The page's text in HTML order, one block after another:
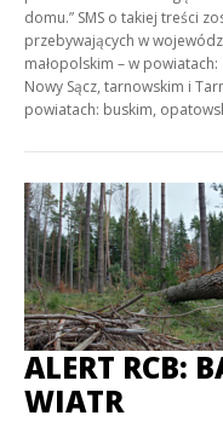
domu.” SMS o takiej treści
przebywających w
małopolskim – w
Nowy Sącz, tarnowskim i
powiatach: buskim,
ALERT RCB:
WIATR